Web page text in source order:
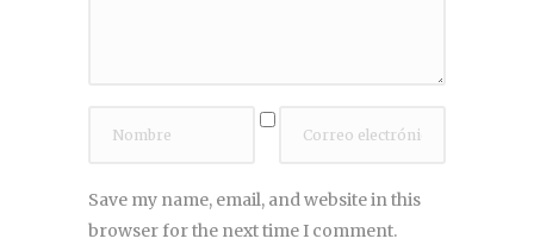
Save my name, email, and website in this
browser for the next time I comment.